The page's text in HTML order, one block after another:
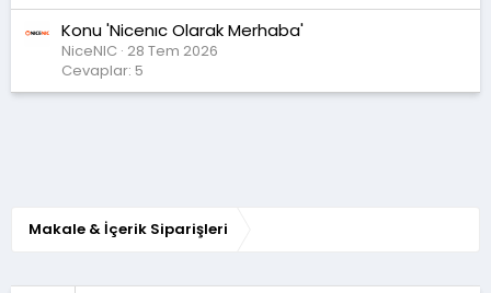
Konu 'Nicenıc Olarak Merhaba'
NiceNIC 28 Tem 2026
Cevaplar: 5
Makale & İçerik Siparişleri